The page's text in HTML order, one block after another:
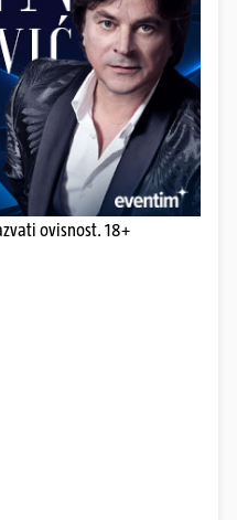
ovisnost. 18+